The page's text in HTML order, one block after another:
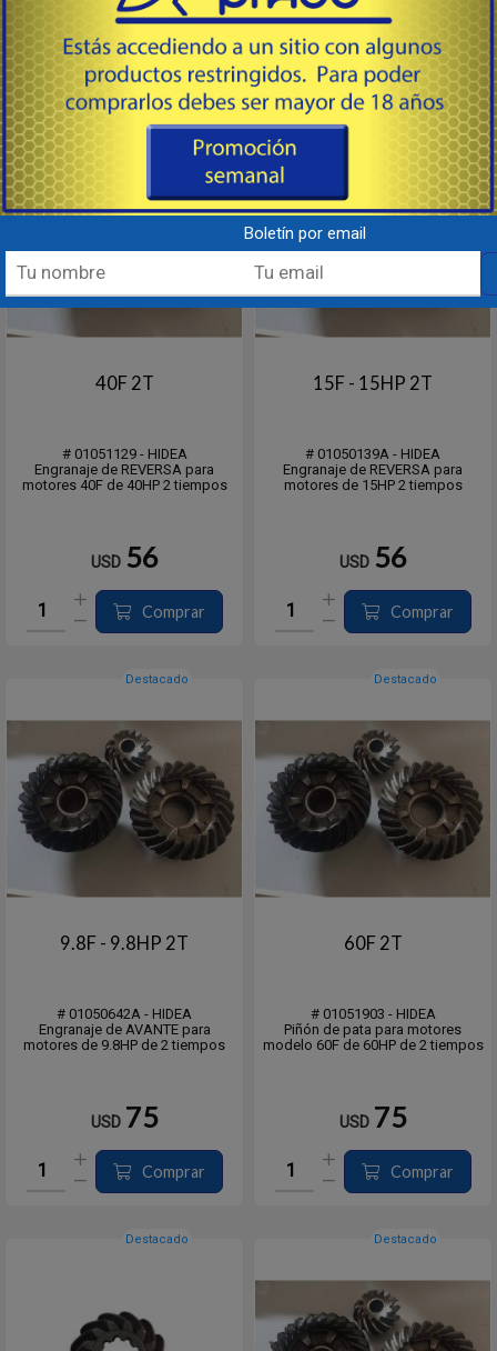
Comprar Comprar
40F 2T
# 01051129 - HIDEA
Engranaje de REVERSA para
motores 40F de 40HP 2 tiempos
USD 56
Comprar
Destacado
15F - 15HP 2T
# 01050139A - HIDEA
Engranaje de REVERSA para
motores de 15HP 2 tiempos
USD 56
Comprar
Destacado
9.8F - 9.8HP 2T
# 01050642A - HIDEA
Engranaje de AVANTE para
motores de 9.8HP de 2 tiempos
USD 75
Comprar
Destacado
60F 2T
# 01051903 - HIDEA
Piñón de pata para motores
modelo 60F de 60HP de 2 tiempos
USD 75
Comprar
Destacado Destacado
Boletín por email